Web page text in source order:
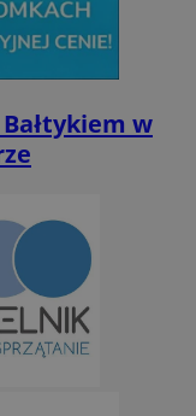
w
z podstawowych
kontem. Bez
internetowej.
Provider /